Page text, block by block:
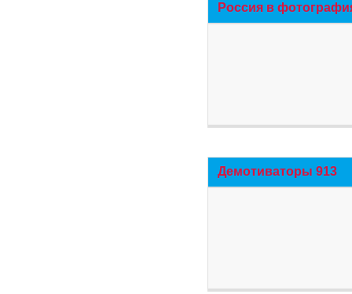
Россия в
Демотиваторы 913